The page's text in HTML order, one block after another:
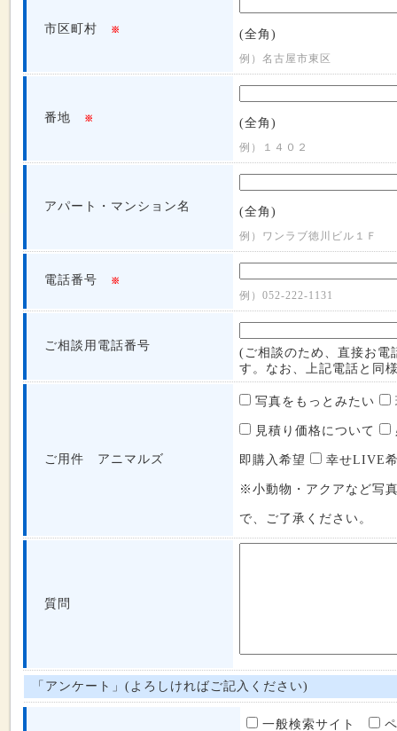
市区町村 ※ (全角)
例）名古屋市東区
番地 ※ (全角)
例）１４０２
アパート・マンション名 (全角)
例）ワンラブ徳川ビル１Ｆ
電話番号 ※
例）052-222-1131
ご相談用電話番号
(ご相談のため、直接お電
す。なお、上記電話と同
ご用件 アニマルズ
写真をもっとみたい
見積り価格について
即購入希望 幸せLIVE
※小動物・アクアなど写
で、ご了承ください。
質問
「アンケート」(よろしければご記入ください)
一般検索サイト